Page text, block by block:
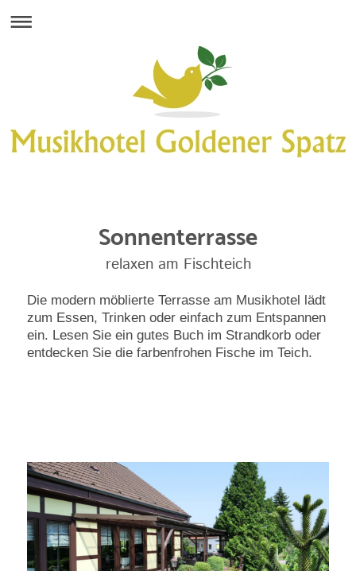
Sonnenterrasse
relaxen am Fischteich
Die modern möblierte Terrasse am Musikhotel lädt
zum Essen, Trinken oder einfach zum Entspannen
ein. Lesen Sie ein gutes Buch im Strandkorb oder
entdecken Sie die farbenfrohen Fische im Teich.